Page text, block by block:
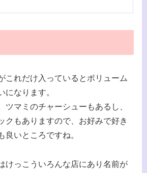
これだけ入っているとボリューム
になります。
ツマミのチャーシューもあるし、
クもありますので、お好みで好き
良いところですね。
けっこういろんな店にあり名前が